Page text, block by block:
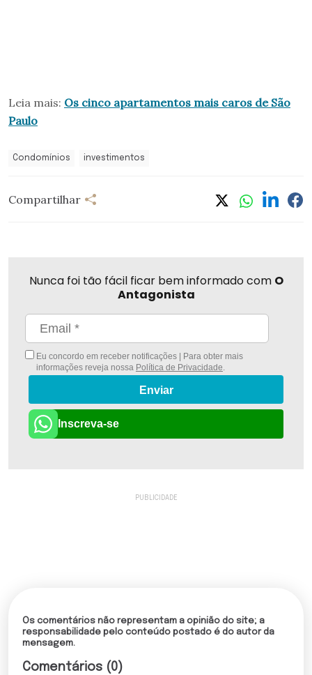
Leia mais: Os cinco apartamentos mais caros de São
Paulo
Condomínios investimentos
Compartilhar
Nunca foi tão fácil ficar bem informado com O
Antagonista
Eu concordo em receber notificações | Para obter mais
informações reveja nossa Política de Privacidade.
Enviar
Inscreva-se
Os comentários não representam a opinião do site; a
responsabilidade pelo conteúdo postado é do autor da
mensagem.
Comentários (0)